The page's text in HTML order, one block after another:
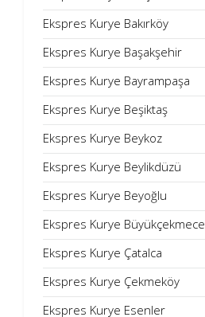
Ekspres Kurye Bakırköy
Ekspres Kurye Başakşehir
Ekspres Kurye Bayrampaşa
Ekspres Kurye Beşiktaş
Ekspres Kurye Beykoz
Ekspres Kurye Beylikdüzü
Ekspres Kurye Beyoğlu
Ekspres Kurye Büyükçekmece
Ekspres Kurye Çatalca
Ekspres Kurye Çekmeköy
Ekspres Kurye Esenler